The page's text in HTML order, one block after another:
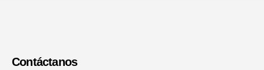
Contáctanos